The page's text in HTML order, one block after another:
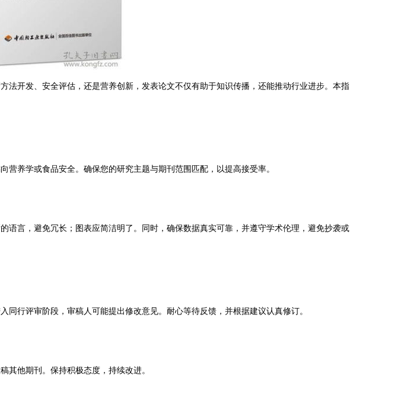
开发、安全评估，还是营养创新，发表论文不仅有助于知识传播，还能推动行业进步。本指
养学或食品安全。确保您的研究主题与期刊范围匹配，以提高接受率。
言，避免冗长；图表应简洁明了。同时，确保数据真实可靠，并遵守学术伦理，避免抄袭或
行评审阶段，审稿人可能提出修改意见。耐心等待反馈，并根据建议认真修订。
其他期刊。保持积极态度，持续改进。